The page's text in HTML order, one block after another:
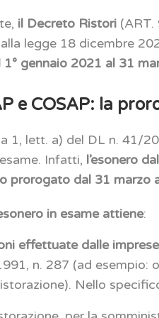
il Decreto Ristori
legge 18 dicembre
1° gennaio 2021 al 31
e COSAP: la
1, lett. a) del DL n. 41/
Infatti, l’esonero
prorogato dal 31 marzo
in esame attiene:
effettuate dalle
n. 287 (ad esempio:
Nello